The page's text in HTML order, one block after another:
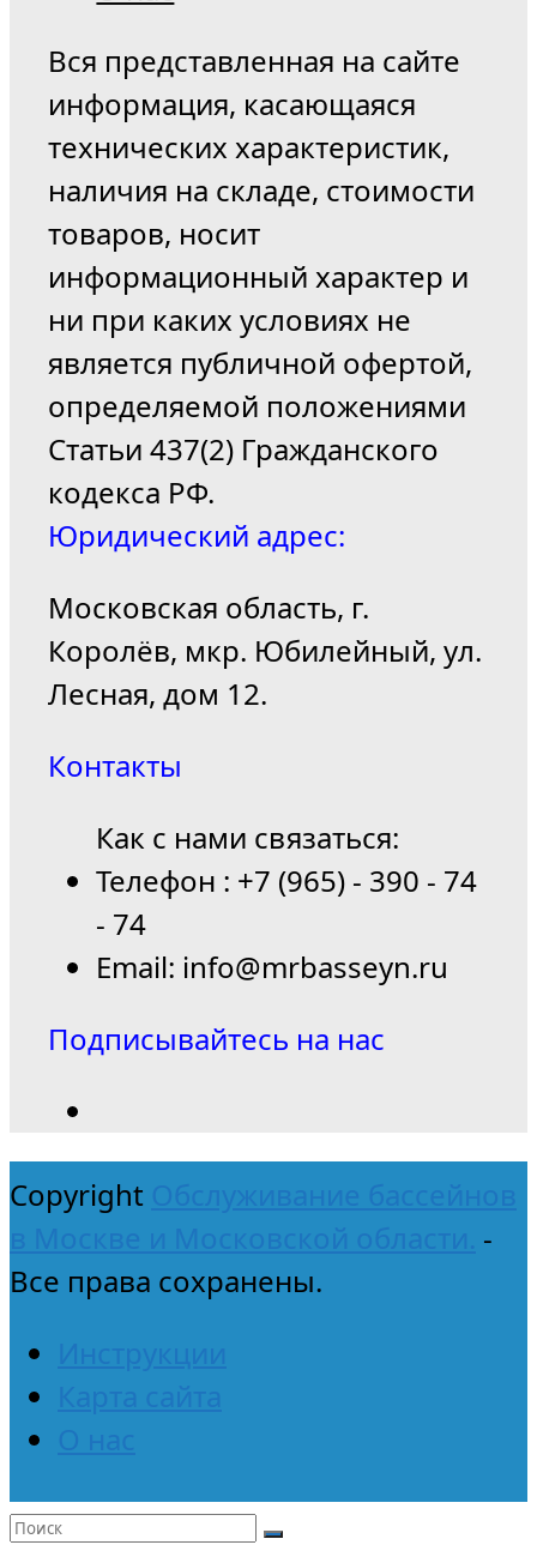
Вся представленная на сайте
информация, касающаяся
технических характеристик,
наличия на складе, стоимости
товаров, носит
информационный характер и
ни при каких условиях не
является публичной офертой,
определяемой положениями
Статьи 437(2) Гражданского
кодекса РФ.
Юридический адрес:
Московская область, г.
Королёв, мкр. Юбилейный, ул.
Лесная, дом 12.
Контакты
Как с нами связаться:
Телефон : +7 (965) - 390 - 74
- 74
Email: info@mrbasseyn.ru
Подписывайтесь на нас
Copyright Обслуживание бассейнов
в Москве и Московской области. -
Все права сохранены.
Инструкции
Карта сайта
О нас